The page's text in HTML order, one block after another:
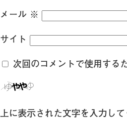
メール ※
サイト
次回のコメントで使用する
上に表示された文字を入力して